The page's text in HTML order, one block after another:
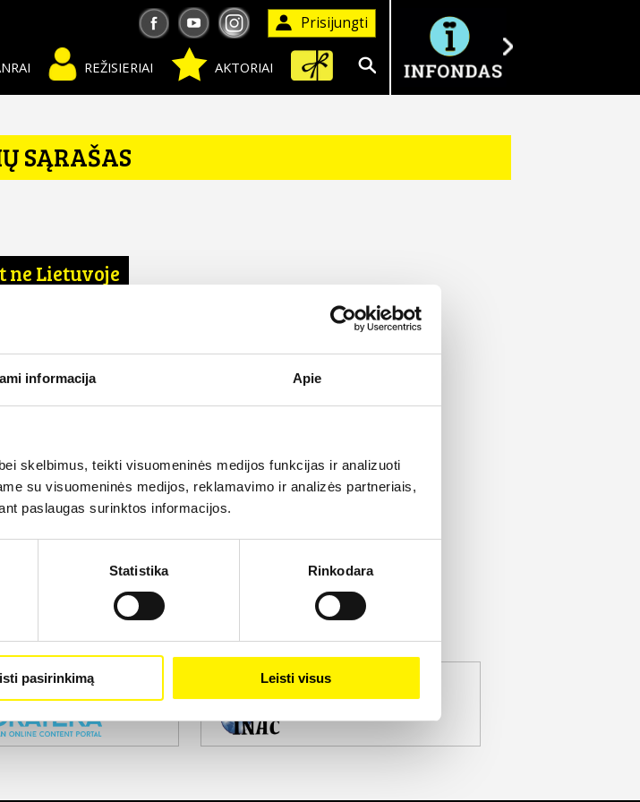
informacija Apie
skelbimus, teikti visuomeninės medijos funkcijas ir analizuoti
su visuomeninės medijos, reklamavimo ir analizės partneriais,
paslaugas surinktos informacijos.
Statistika Rinkodara
pasirinkimą Leisti visus
Prisijungti
AKTORIAI
REŽISIERIAI
Ieškoti
SĄRAŠAS
ne Lietuvoje
Projekto partneris